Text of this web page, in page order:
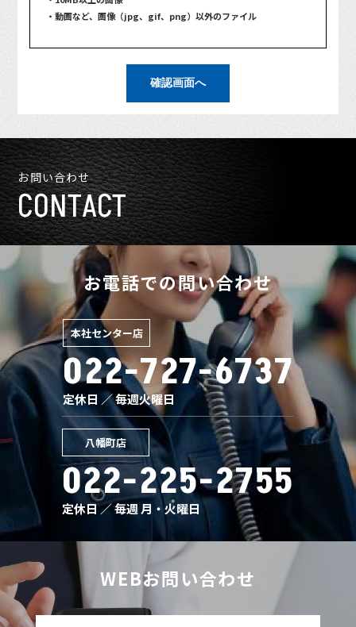
・動画など、画像（jpg、gif、png）以外のファイル
確認画面へ
お問い合わせ
CONTACT
お電話での問い合わせ
本社センター店
022-727-6737
定休日 ／ 毎週火曜日
八幡町店
022-225-2755
定休日 ／ 毎週 月・火曜日
WEBお問い合わせ